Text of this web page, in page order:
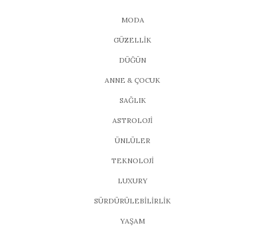
MODA
GÜZELLİK
DÜĞÜN
ANNE & ÇOCUK
SAĞLIK
ASTROLOJİ
ÜNLÜLER
TEKNOLOJİ
LUXURY
SÜRDÜRÜLEBİLİRLİK
YAŞAM